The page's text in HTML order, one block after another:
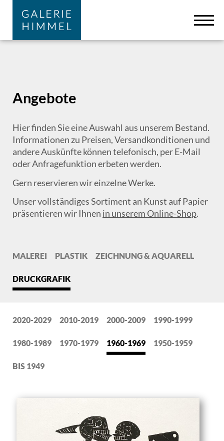
Angebote
Hier finden Sie eine Auswahl aus unserem Bestand.
Informationen zu Preisen, Versandkonditionen und
andere Auskünfte können telefonisch, per E-Mail
oder Anfragefunktion erbeten werden.
Gern reservieren wir einzelne Werke.
Unser vollständiges Sortiment an Kunst auf Papier
präsentieren wir Ihnen in unserem Online-Shop.
MALEREI PLASTIK ZEICHNUNG & AQUARELL
DRUCKGRAFIK
2020-2029 2010-2019 2000-2009 1990-1999
1980-1989 1970-1979 1960-1969 1950-1959
BIS 1949